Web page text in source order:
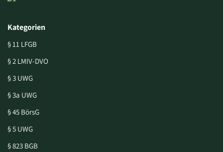
Kategorien
§ 11 LFGB
§ 2 LMIV-DVO
§ 3 UWG
§ 3a UWG
§ 45 BörsG
§ 5 UWG
§ 823 BGB